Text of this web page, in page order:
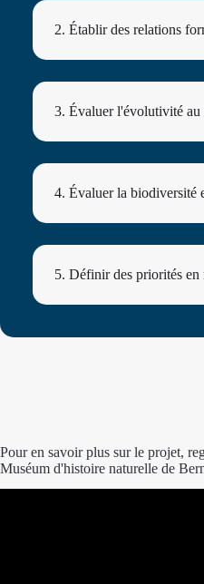
2. Établir des relations
3. Évaluer l'évolutivité
4. Évaluer la biodiversité
5. Définir des priorités en
Pour en savoir plus sur le projet,
Muséum d'histoire naturelle de